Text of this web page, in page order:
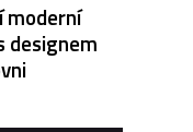
moderní
designem